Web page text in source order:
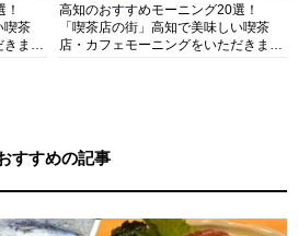
喫茶
ま
高知のおすすめモーニング20選！
「喫茶店の街」高知で美味しい喫茶
店・カフェモーニングをいただきま
すすめの記事